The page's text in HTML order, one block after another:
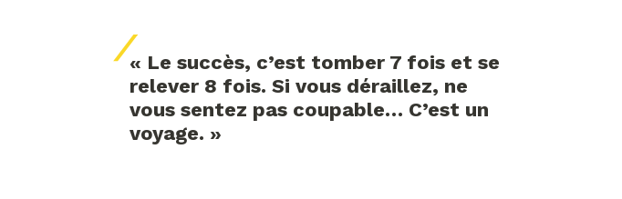
« Le succès, c’est tomber 7 fois et se
relever 8 fois. Si vous déraillez, ne
vous sentez pas coupable… C’est un
voyage. »